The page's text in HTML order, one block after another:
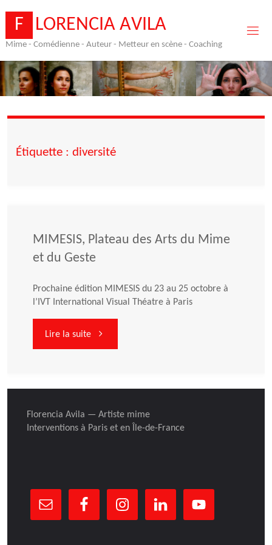
content
F LORENCIA AVILA
Mime - Comédienne - Auteur - Metteur en scène - Coaching
Étiquette :diversité
MIMESIS, Plateau des Arts du Mime
et du Geste
Prochaine édition MIMESIS du 23 au 25 octobre à
l’IVT International Visual Théatre à Paris
Lire la suite"MIMESIS,
des
Arts
Florencia Avila — Artiste mime
Interventions à Paris et en Île-de-France